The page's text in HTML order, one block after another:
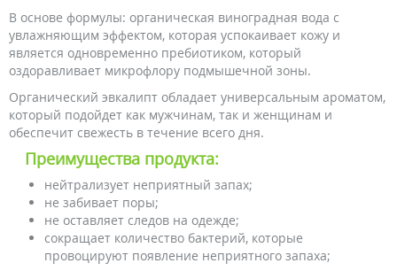
В основе формулы: органическая виноградная вода с
увлажняющим эффектом, которая успокаивает кожу и
является одновременно пребиотиком, который
оздоравливает микрофлору подмышечной зоны.
Органический эвкалипт обладает универсальным ароматом,
который подойдет как мужчинам, так и женщинам и
обеспечит свежесть в течение всего дня.
Преимущества продукта:
нейтрализует неприятный запах;
не забивает поры;
не оставляет следов на одежде;
сокращает количество бактерий, которые
провоцируют появление неприятного запаха;